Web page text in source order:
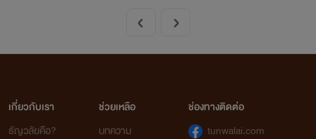
เกี่ยวกับเรา
ธัญวลัยคือ?
ช่วยเหลือ
บทความ
ช่องทางติดต่อ
tunwalai.com